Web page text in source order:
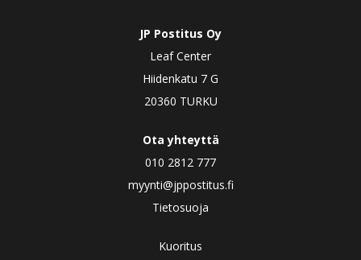
JP Postitus Oy
Leaf Center
Hiidenkatu 7 G
20360 TURKU
Ota yhteyttä
010 2812 777
myynti@jppostitus.fi
Tietosuoja
Kuoritus